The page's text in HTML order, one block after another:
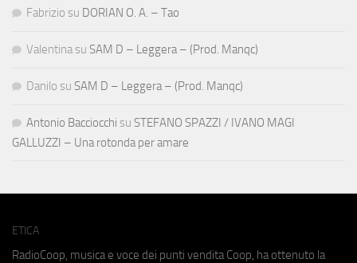
Fabrizio su DORIAN O. A. – Tao
Valentina su SAM D – Leggera – (Prod. Manqc)
Danilo su SAM D – Leggera – (Prod. Manqc)
Antonio Bacciocchi su STEFANO SPAZZI / IVANO MAGI
GALLUZZI – Una rotonda per amare
ETICA
RadioCoop, musica e voce dei punti vendita Coop, ha ottenuto la